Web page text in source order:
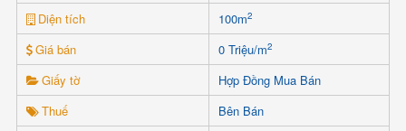
Diện tích 100m2
Giá bán 0 Triệu/m2
Giấy tờ
Hợp Đồng Mua Bán
Thuế
Bên Bán